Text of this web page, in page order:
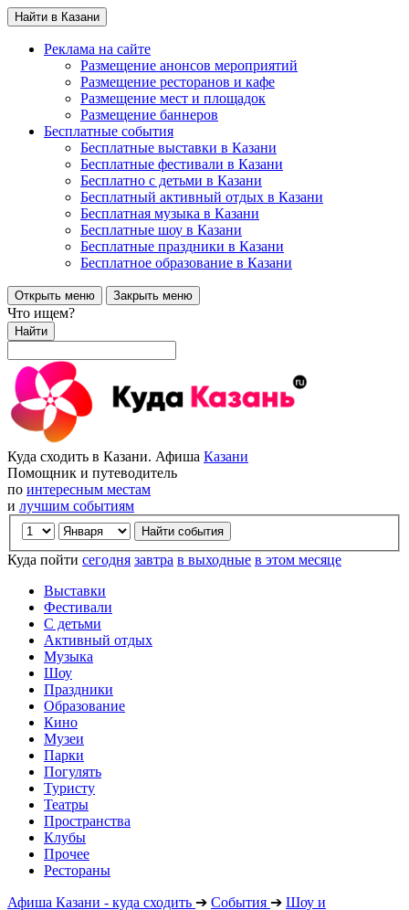
Найти в Казани
Реклама на сайте
Размещение анонсов мероприятий
Размещение ресторанов и кафе
Размещение мест и площадок
Размещение баннеров
Бесплатные события
Бесплатные выставки в Казани
Бесплатные фестивали в Казани
Бесплатно с детьми в Казани
Бесплатный активный отдых в Казани
Бесплатная музыка в Казани
Бесплатные шоу в Казани
Бесплатные праздники в Казани
Бесплатное образование в Казани
Открыть меню Закрыть меню
Что ищем?
Найти
Куда сходить в Казани. Афиша Казани
Помощник и путеводитель
по интересным местам
и лучшим событиям
Куда пойти сегодня завтра в выходные в этом месяце
Выставки
Фестивали
С детьми
Активный отдых
Музыка
Шоу
Праздники
Образование
Кино
Музеи
Парки
Погулять
Туристу
Театры
Пространства
Клубы
Прочее
Рестораны
Афиша Казани - куда сходить ➔ События ➔ Шоу и